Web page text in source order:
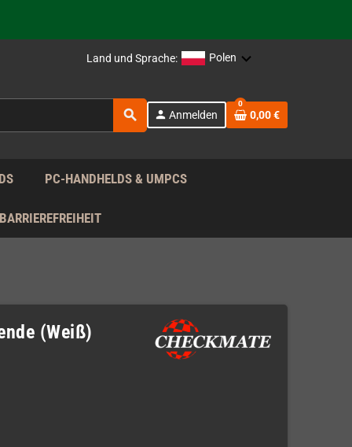
Land und Sprache: Polen
search person Anmelden
0
0,00 €
PC-HANDHELDS & UMPCS
(Weiß)